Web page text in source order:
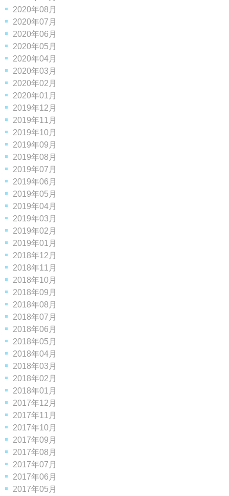
2020年08月
2020年07月
2020年06月
2020年05月
2020年04月
2020年03月
2020年02月
2020年01月
2019年12月
2019年11月
2019年10月
2019年09月
2019年08月
2019年07月
2019年06月
2019年05月
2019年04月
2019年03月
2019年02月
2019年01月
2018年12月
2018年11月
2018年10月
2018年09月
2018年08月
2018年07月
2018年06月
2018年05月
2018年04月
2018年03月
2018年02月
2018年01月
2017年12月
2017年11月
2017年10月
2017年09月
2017年08月
2017年07月
2017年06月
2017年05月